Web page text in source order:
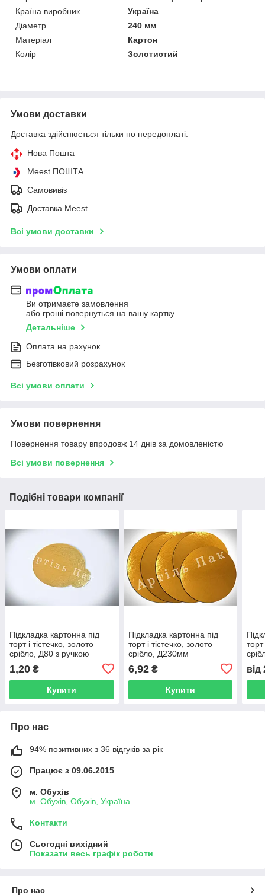
Країна виробник
Україна
Діаметр
240 мм
Матеріал
Картон
Колір
Золотистий
Умови доставки
Доставка здійснюється тільки по передоплаті.
Нова Пошта
Meest ПОШТА
Самовивіз
Доставка Meest
Всі умови доставки
Умови оплати
Ви отримаєте замовлення
або гроші повернуться на вашу картку
Детальніше
Оплата на рахунок
Безготівковий розрахунок
Всі умови оплати
Умови повернення
Повернення товару впродовж 14 днів за домовленістю
Всі умови повернення
Подібні товари компанії
Підкладка картонна під
торт і тістечко, золото
срібло, Д80 з ручкою
1,20 ₴
Купити
Підкладка картонна під
торт і тістечко, золото
срібло, Д230мм
6,92₴
Купити
торт
від
Про нас
94% позитивних з 36 відгуків за рік
Працює з 09.06.2015
м. Обухів
м. Обухів, Обухів, Україна
Контакти
Сьогодні вихідний
Показати весь графік роботи
Про нас